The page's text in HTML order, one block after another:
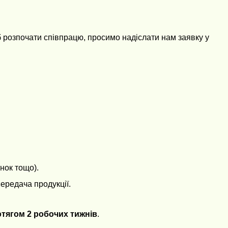
співпрацю, просимо надіслати нам заявку у
тощо).
продукції.
2 робочих тижнів.